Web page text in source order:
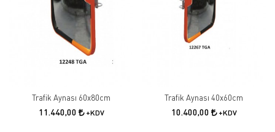
Trafik Aynası 60x80cm
11.440,00 +KDV
Trafik Aynası 40x60cm
10.400,00 +KDV